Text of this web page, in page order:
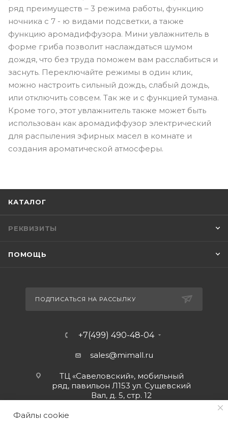
ряд преимуществ – 3 режима работы, функцию
ночника с 7 - ю видами подсветки, а также
функцию аромадиффузора. Мини увлажнитель в
форме гриба позволит наслаждаться шумом
дождя, что без труда поможем вам расслабиться и
заснуть. Переключайте режимы в один клик,
можно настроить сильный дождь, слабый дождь,
или отключить совсем. Так же и с функцией тумана.
Кроме того, этот увлажнитель также может быть
использован как аромадиффузор электрический
для распыления эфирных масел в комнате и
создания ароматической атмосферы.
КАТАЛОГ
РЕКВИЗИТЫ
ПОМОЩЬ
ПОДПИСАТЬСЯ НА РАССЫЛКУ
+7(499) 490-48-04
sales@mimall.ru
ТЦ «Савеловский», мобильный
ряд, павильон Л153 ул. Сущевский
Вал, д. 5, стр. 12
Файлы cookie